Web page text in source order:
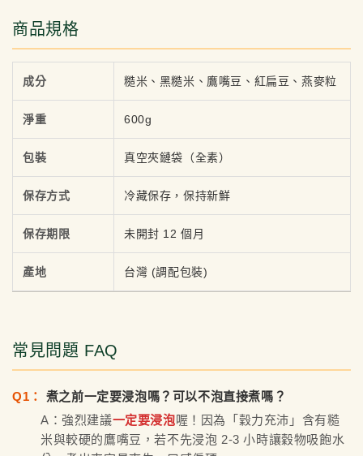
商品規格
成分 糙米、黑糙米、鷹嘴豆、紅扁豆、燕麥粒
淨重 600g
包裝 真空夾鏈袋（全素）
保存方式 冷藏保存，保持新鮮
保存期限 未開封 12 個月
產地 台灣 (調配包裝)
常見問題 FAQ
Q1：
煮之前一定要浸泡嗎？可以不泡直接煮嗎？
A：強烈建議一定要浸泡喔！因為「穀力充沛」含有糙
米與較硬的鷹嘴豆，若不先浸泡 2-3 小時讓穀物吸飽水